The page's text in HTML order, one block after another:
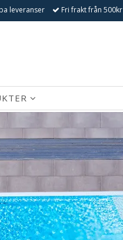
leveranser Fri frakt från 500kr